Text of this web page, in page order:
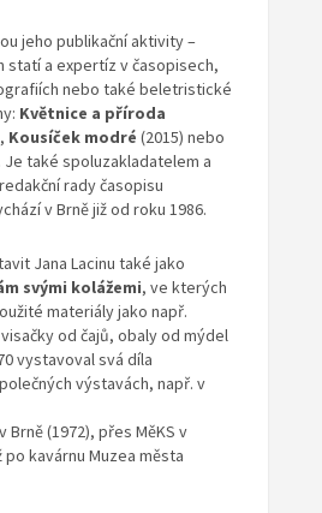
jeho publikační aktivity –
statí a expertíz v časopisech,
nebo také beletristické
Květnice a příroda
Kousíček modré (2015) nebo
Je také spoluzakladatelem a
rady časopisu
v Brně již od roku 1986.
Jana Lacinu také jako
svými kolážemi, ve kterých
materiály jako např.
od čajů, obaly od mýdel
vystavoval svá díla
výstavách, např. v
Brně (1972), přes MěKS v
po kavárnu Muzea města